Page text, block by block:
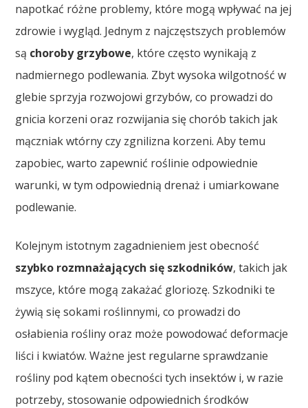
napotkać różne problemy, które mogą wpływać na jej
zdrowie i wygląd. Jednym z najczęstszych problemów
są choroby grzybowe, które często wynikają z
nadmiernego podlewania. Zbyt wysoka wilgotność w
glebie sprzyja rozwojowi grzybów, co prowadzi do
gnicia korzeni oraz rozwijania się chorób takich jak
mączniak wtórny czy zgnilizna korzeni. Aby temu
zapobiec, warto zapewnić roślinie odpowiednie
warunki, w tym odpowiednią drenaż i umiarkowane
podlewanie.
Kolejnym istotnym zagadnieniem jest obecność
szybko rozmnażających się szkodników, takich jak
mszyce, które mogą zakażać gloriozę. Szkodniki te
żywią się sokami roślinnymi, co prowadzi do
osłabienia rośliny oraz może powodować deformacje
liści i kwiatów. Ważne jest regularne sprawdzanie
rośliny pod kątem obecności tych insektów i, w razie
potrzeby, stosowanie odpowiednich środków